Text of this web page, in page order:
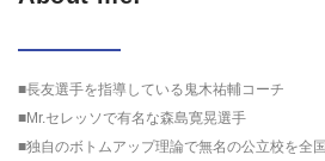
■長友選手を指導している鬼木祐輔コーチ
■Mr.セレッソで有名な森島寛晃選手
■独自のボトムアップ理論で無名の公立校を全